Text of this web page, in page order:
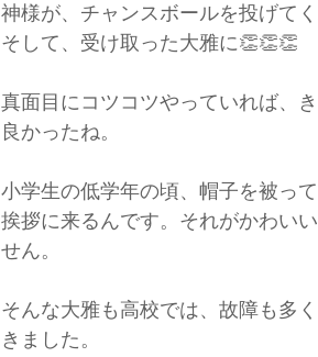
神様が、チャンスボールを投げてく
そして、受け取った大雅に👏👏👏
真面目にコツコツやっていれば、
良かったね。
小学生の低学年の頃、帽子を被っ
挨拶に来るんです。それがかわい
せん。
そんな大雅も高校では、故障も多
きました。